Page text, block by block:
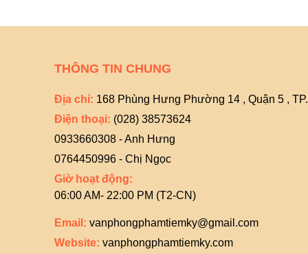
THÔNG TIN CHUNG
Địa chỉ: 168 Phùng Hưng Phường 14 , Quận 5 ,
Điện thoại: (028) 38573624
0933660308 - Anh Hưng
0764450996 - Chị Ngọc
Giờ hoạt động:
06:00 AM- 22:00 PM (T2-CN)
Email: vanphongphamtiemky@gmail.com
Website: vanphongphamtiemky.com